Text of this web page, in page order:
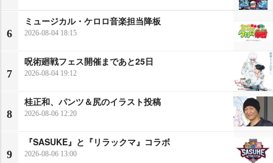
6
ミュージカル・ケロロ音楽担当降板
2026-08-04 18:15
7
呪術廻戦フェス開催まであと25日
2026-08-04 19:12
8
桂正和、パンツ＆尻のイラスト投稿
2026-08-06 12:20
9
『SASUKE』と『リラックマ』コラボ
2026-08-06 13:00